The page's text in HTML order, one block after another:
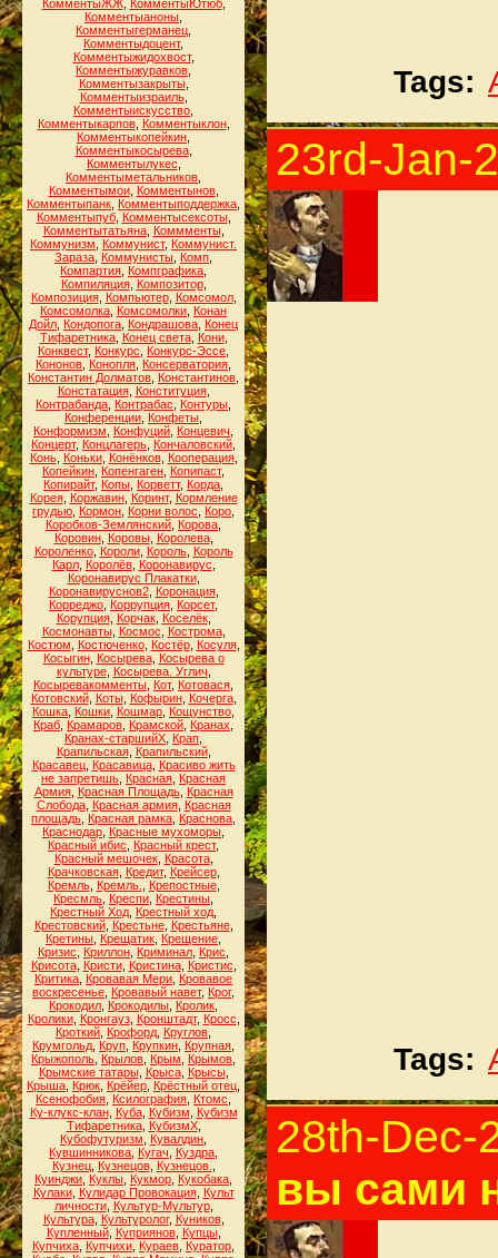
КомментыЖЖ, КомментыЮтюб,
Комментыаноны
Комментыгерманец
Комментыдоцент,
Комментыжидохвост,
Комментыжуравков
Комментызакрыты,
Комментыизраиль,
Комментыискусство
Комментыкарпов, Комментыклон,
Комментыкопейкин
Комментыкосырева,
Комментылукес
Комментыметальников
Комментымои, Комментынов,
Комментыпанк Комментыподдержка
Комментыпуб, Комментысексоты,
Комментытатьяна, Коммменты,
Коммунизм
Коммунист, Коммунист.
Зараза Коммунисты Комп
Компартия Компграфика
Компиляция, Композитор,
Композиция, Компьютер, Комсомол,
Комсомолка Комсомолки Конан
Дойл Кондопога Кондрашова Конец
Тифаретника, Конец света, Кони,
Конквест, Конкурс Конкурс-Эссе
Кононов Конопля Консерватория
Константин Долматов Константинов
Констатация, Конституция,
Контрабанда Контрабас Контуры
Конференции Конфеты
Конформизм
Конфуций Концевич
Концерт, Концлагерь Кончаловский
Конь, Коньки, Конёнков, Кооперация,
Копейкин Копенгаген Копипаст,
Копирайт, Копы Корветт, Корда
Корея, Коржавин, Коринт, Кормление
грудью Кормон Корни волос Коро
Коробков-Землянский Корова
Коровин, Коровы, Королева,
Короленко, Короли, Король, Король
Карл, Королёв, Коронавирус
Коронавирус Плакатки,
Коронавируснов2, Коронация,
Корреджо Коррупция Корсет,
Корупция, Корчак, Коселёк,
Космонавты, Космос Кострома,
Костюм
Костюченко, Костёр, Косуля,
Косыгин, Косырева, Косырева о
культуре, Косырева. Углич
Косыревакомменты Кот, Котовася
Котовский, Коты, Кофырин, Кочерга,
Кошка Кошки Кошмар Кощунство
Краб Крамаров Крамской Кранах
Кранах-старшийХ Крап
Крапильская, Крапильский,
Красавец, Красавица, Красиво жить
не запретишь Красная Красная
Армия, Красная Площадь, Красная
Слобода, Красная армия, Красная
площадь Красная рамка Краснова
Краснодар Красные мухоморы
Красный ибис
Красный крест,
Красный мешочек, Красота,
Крачковская, Кредит, Крейсер,
Кремль, Кремль. Крепостные,
Кресмль Креспи Крестины
Крестный Ход Крестный ход
Крестовский, Крестьне, Крестьяне,
Кретины Крещатик Крещение
Кризис
Криллон Криминал Крис
Крисота, Кристи, Кристина, Кристис
Критика Кровавая Мери Кровавое
воскресенье Кровавый навет, Крог,
Крокодил Крокодилы Кролик
Кролики, Кронгауз, Кронштадт, Кросс
Кроткий Крофорд Круглов
Крумгольд Круп Крупкин Крупная
Крыжополь Крылов Крым Крымов
Крымские татары, Крыса, Крысы,
Крыша Крюк Крёйер Крёстный отец
Ксенофобия Ксилография Ктомс
Ку-клукс-клан, Куба, Кубизм
Кубизм
Тифаретника, КубизмХ,
Кубофутуризм
Кувалдин
Кувшинникова Кугач Куздра
Кузнец, Кузнецов, Кузнецов.
Куинджи Куклы Кукмор Кукобака
Кулаки, Кулидар Провокация, Культ
личности, Культур-Мультур,
Культура, Культуролог, Куников,
Купленный, Куприянов, Купцы,
Купчиха Купчихи Кураев Куратор
Tags:
23rd-Jan-
Tags:
28th-Dec-
вы сами